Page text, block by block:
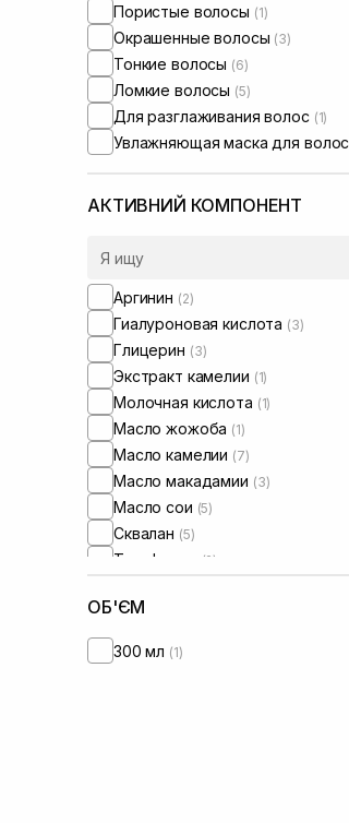
Пористые волосы (1)
Окрашенные волосы (3)
Тонкие волосы (6)
Ломкие волосы (5)
Для разглаживания волос (1)
Увлажняющая маска для волос
АКТИВНИЙ КОМПОНЕНТ
Аргинин (2)
Гиалуроновая кислота (3)
Глицерин (3)
Экстракт камелии (1)
Молочная кислота (1)
Масло жожоба (1)
Масло камелии (7)
Масло макадамии (3)
Масло сои (5)
Сквалан (5)
Токоферол (2)
ОБ'ЄМ
300 мл (1)